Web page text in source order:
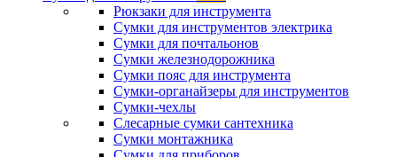
Рюкзаки для инструмента
Сумки для инструментов электрика
Сумки для почтальонов
Сумки железнодорожника
Сумки пояс для инструмента
Сумки-органайзеры для инструментов
Сумки-чехлы
Слесарные сумки сантехника
Сумки монтажника